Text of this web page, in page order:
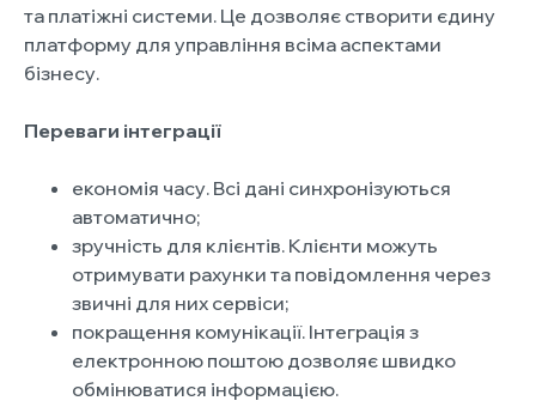
та платіжні системи. Це дозволяє створити єдину
платформу для управління всіма аспектами
бізнесу.
Переваги інтеграції
економія часу. Всі дані синхронізуються
автоматично;
зручність для клієнтів. Клієнти можуть
отримувати рахунки та повідомлення через
звичні для них сервіси;
покращення комунікації. Інтеграція з
електронною поштою дозволяє швидко
обмінюватися інформацією.